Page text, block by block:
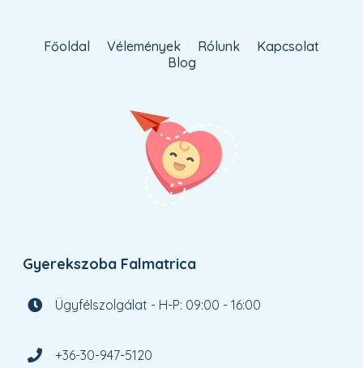
Főoldal Vélemények Rólunk
Kapcsolat
Blog
Gyerekszoba Falmatrica
Ügyfélszolgálat - H-P: 09:00 - 16:00
+36-30-947-5120